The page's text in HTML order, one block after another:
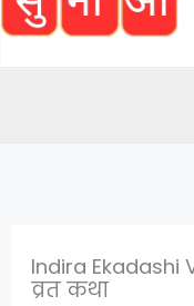
Indira Ekadashi
व्रत कथा